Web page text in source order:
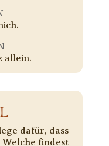
allein.
dafür, dass
findest